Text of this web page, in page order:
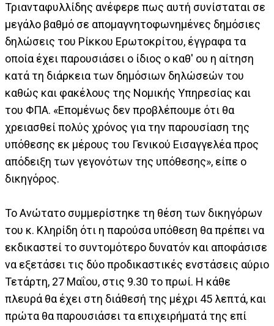
Τριανταφυλλίδης ανέφερε πως αυτή συνίσταται σε
μεγάλο βαθμό σε απομαγνητοφωνημένες δημόσιες
δηλώσεις του Ρίκκου Ερωτοκρίτου, έγγραφα τα
οποία έχει παρουσιάσει ο ίδιος ο καθ' ου η αίτηση
κατά τη διάρκεια των δημόσιων δηλώσεών του
καθώς και φακέλους της Νομικής Υπηρεσίας και
του ΦΠΑ. «Επομένως δεν προβλέπουμε ότι θα
χρειασθεί πολύς χρόνος για την παρουσίαση της
υπόθεσης εκ μέρους του Γενικού Εισαγγελέα προς
απόδειξη των γεγονότων της υπόθεσης», είπε ο
δικηγόρος.
Το Ανώτατο συμμερίστηκε τη θέση των δικηγόρων
του κ. Κληρίδη ότι η παρούσα υπόθεση θα πρέπει να
εκδικαστεί το συντομότερο δυνατόν και αποφάσισε
να εξετάσει τις δύο προδικαστικές ενστάσεις αύριο
Τετάρτη, 27 Μαΐου, στις 9.30 το πρωί. Η κάθε
πλευρά θα έχει στη διάθεσή της μέχρι 45 λεπτά, και
πρώτα θα παρουσιάσει τα επιχειρήματά της επί